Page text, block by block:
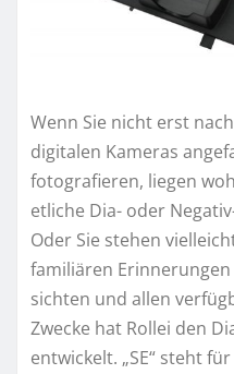
Wenn Sie nicht erst
digitalen Kameras
fotografieren, liegen
etliche Dia- oder
Oder Sie stehen
familiären
sichten und allen
Zwecke hat Rollei den
entwickelt. „SE“ steht